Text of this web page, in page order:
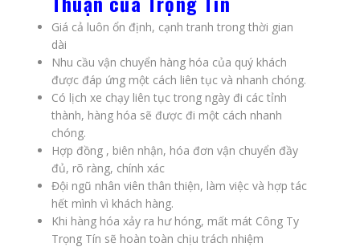
Giá cả luôn ổn định, cạnh tranh trong thời gian
dài
Nhu cầu vận chuyển hàng hóa của quý khách
được đáp ứng một cách liên tục và nhanh chóng.
Có lịch xe chạy liên tục trong ngày đi các tỉnh
thành, hàng hóa sẽ được đi một cách nhanh
chóng.
Hợp đồng , biên nhận, hóa đơn vận chuyển đầy
đủ, rõ ràng, chính xác
Đội ngũ nhân viên thân thiện, làm việc và hợp tác
hết mình vì khách hàng.
Khi hàng hóa xảy ra hư hóng, mất mát Công Ty
Trọng Tín sẽ hoàn toàn chịu trách nhiệm